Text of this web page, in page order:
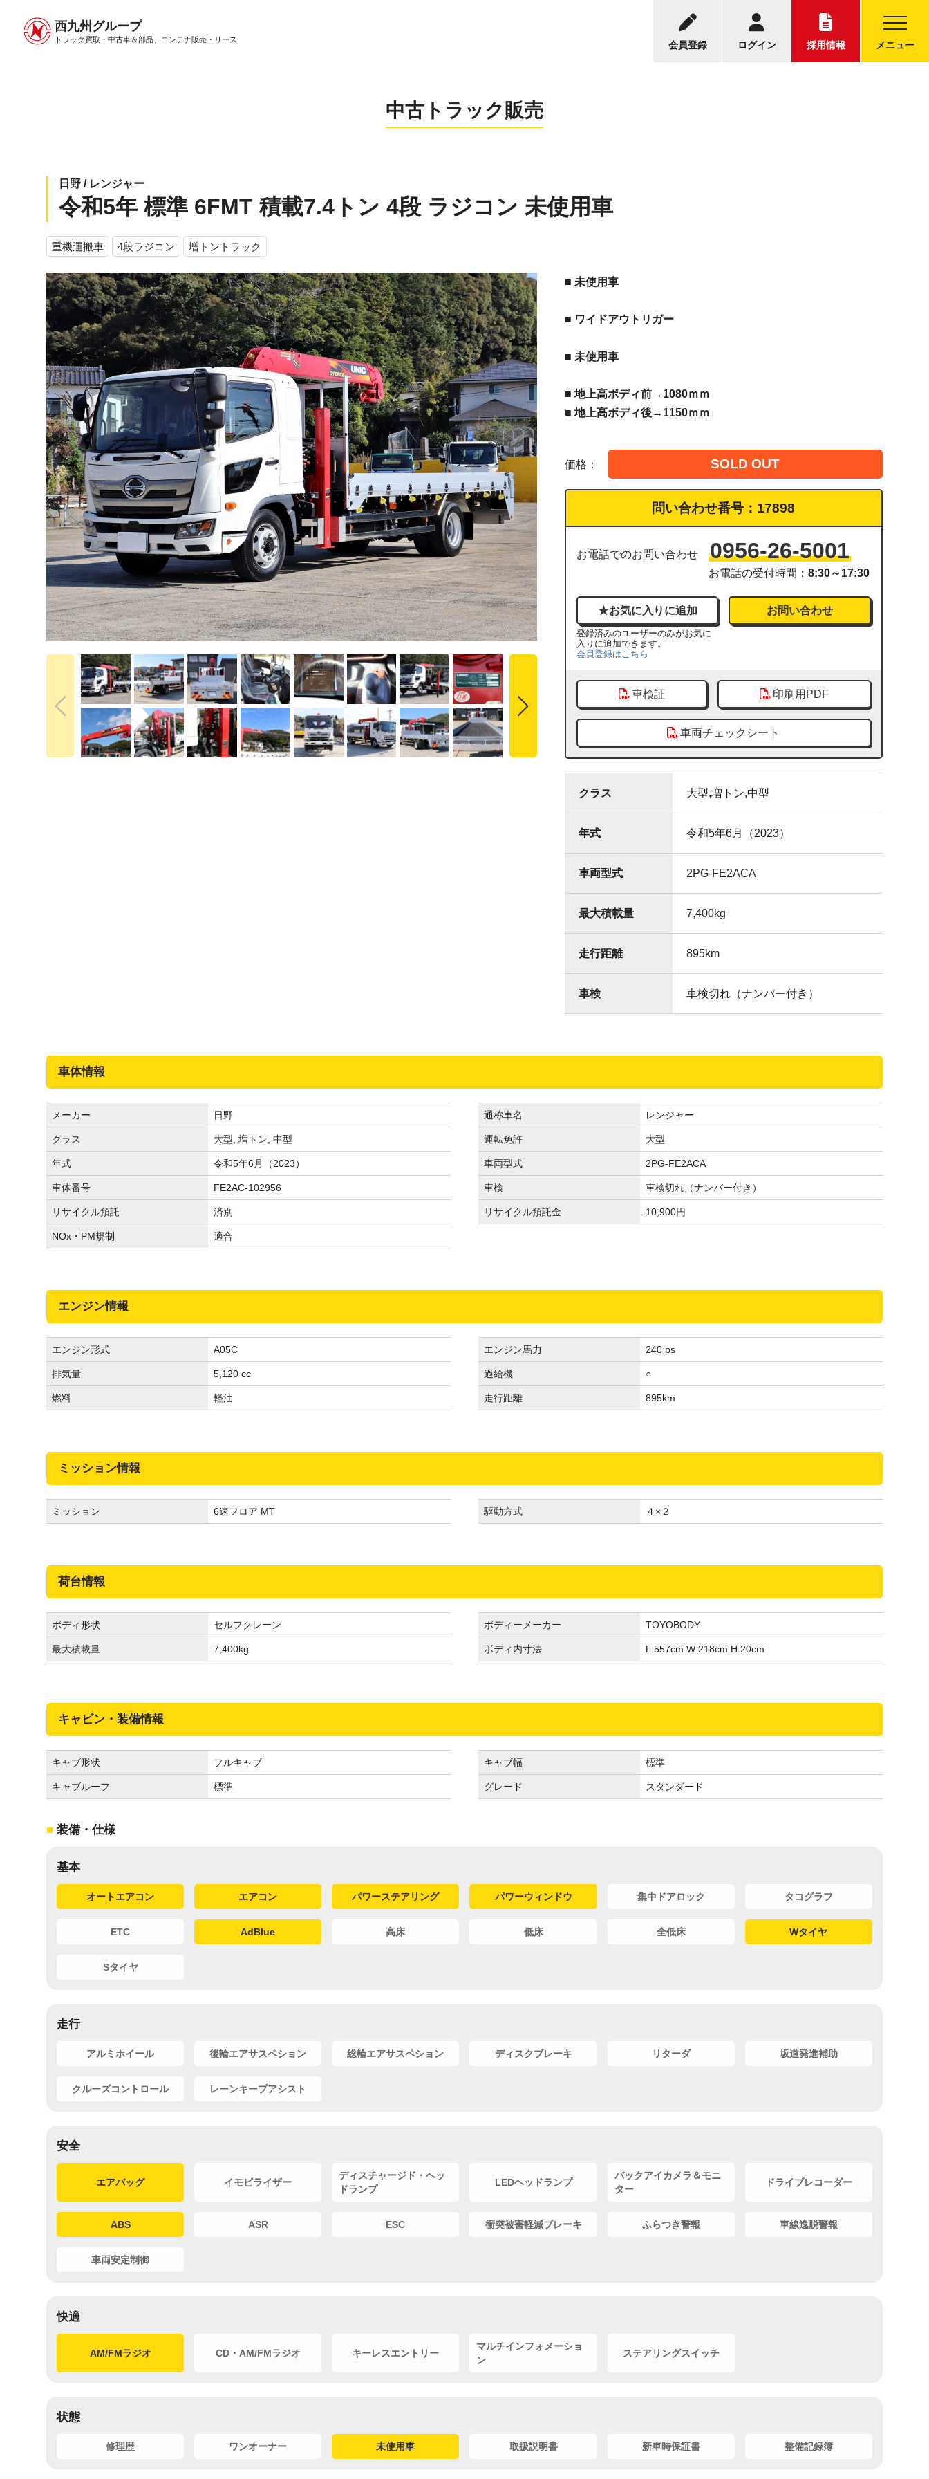
西九州グループ
トラック買取・中古車＆部品、 コンテナ販売・リース 会員登録 ログイン 採用情報 メニュー
中古トラック販売トップ
お電話の受付時間：8:30～17:30
中古トラックについてのお問い合わせ
中古トラック販売
日野 / レンジャー
令和5年 標準 6FMT 積載7.4トン 4段 ラジコン 未使用車
重機運搬車 4段ラジコン 増トントラック
■ 未使用車
■ ワイドアウトリガー
■ 未使用車
■ 地上高ボディ前→1080ｍｍ
■ 地上高ボディ後→1150ｍｍ
価格： SOLD OUT
問い合わせ番号： 17898
お電話でのお問い合わせ 0956-26-5001
お電話の受付時間： 8:30～17:30
登録済みのユーザーのみがお気に
入りに追加できます。
会員登録はこちら
お問い合わせ
車検証 印刷用PDF
車両チェックシート
クラス 大型,増トン,中型
年式 令和5年6月（2023）
車両型式 2PG-FE2ACA
最大積載量 7,400kg
走行距離 895km
車検 車検切れ（ナンバー付き）
車体情報
メーカー 日野 通称車名 レンジャー
クラス 大型, 増トン, 中型 運転免許 大型
年式 令和5年6月（2023） 車両型式 2PG-FE2ACA
車体番号 FE2AC-102956 車検 車検切れ（ナンバー付き）
リサイクル預託 済別 リサイクル預託金 10,900円
NOx・PM規制 適合
エンジン情報
エンジン形式 A05C エンジン馬力 240 ps
排気量 5,120 cc 過給機 ○
燃料 軽油 走行距離 895km
ミッション情報
ミッション 6速フロア MT 駆動方式 ４×２
荷台情報
ボディ形状 セルフクレーン ボディーメーカー TOYOBODY
最大積載量 7,400kg ボディ内寸法 L:557cm W:218cm H:20cm
キャビン・装備情報
キャブ形状 フルキャブ キャブ幅 標準
キャブルーフ 標準 グレード スタンダード
装備・仕様
基本
オートエアコン エアコン パワーステアリング パワーウィンドウ 集中ドアロック タコグラフ
ETC AdBlue 高床 低床 全低床 Wタイヤ
Sタイヤ
走行
アルミホイール 後輪エアサスペション 総輪エアサスペション ディスクブレーキ リターダ 坂道発進補助
クルーズコントロール レーンキープアシスト
安全
エアバッグ イモビライザー
ディスチャージド・ヘッ
ドランプ
LEDヘッドランプ
バックアイカメラ＆モニ
ター
ドライブレコーダー
ABS ASR ESC 衝突被害軽減ブレーキ ふらつき警報 車線逸脱警報
車両安定制御
快適
AM/FMラジオ CD・AM/FMラジオ キーレスエントリー
マルチインフォメーショ
ン
ステアリングスイッチ
状態
修理歴 ワンオーナー 未使用車 取扱説明書 新車時保証書 整備記録簿